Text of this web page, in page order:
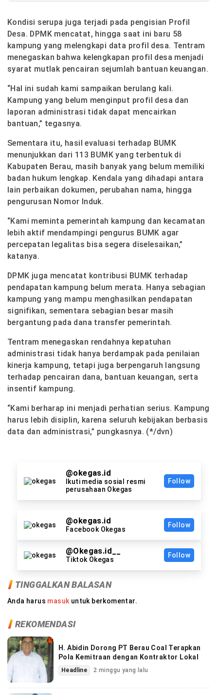
Kondisi serupa juga terjadi pada pengisian Profil
Desa. DPMK mencatat, hingga saat ini baru 58
kampung yang melengkapi data profil desa. Tentram
menegaskan bahwa kelengkapan profil desa menjadi
syarat mutlak pencairan sejumlah bantuan keuangan.
“Hal ini sudah kami sampaikan berulang kali.
Kampung yang belum menginput profil desa dan
laporan administrasi tidak dapat mencairkan
bantuan,” tegasnya.
Sementara itu, hasil evaluasi terhadap BUMK
menunjukkan dari 113 BUMK yang terbentuk di
Kabupaten Berau, masih banyak yang belum memiliki
badan hukum lengkap. Kendala yang dihadapi antara
lain perbaikan dokumen, perubahan nama, hingga
pengurusan Nomor Induk.
“Kami meminta pemerintah kampung dan kecamatan
lebih aktif mendampingi pengurus BUMK agar
percepatan legalitas bisa segera diselesaikan,”
katanya.
DPMK juga mencatat kontribusi BUMK terhadap
pendapatan kampung belum merata. Hanya sebagian
kampung yang mampu menghasilkan pendapatan
signifikan, sementara sebagian besar masih
bergantung pada dana transfer pemerintah.
Tentram menegaskan rendahnya kepatuhan
administrasi tidak hanya berdampak pada penilaian
kinerja kampung, tetapi juga berpengaruh langsung
terhadap pencairan dana, bantuan keuangan, serta
insentif kampung.
“Kami berharap ini menjadi perhatian serius. Kampung
harus lebih disiplin, karena seluruh kebijakan berbasis
data dan administrasi,” pungkasnya. (*/dvn)
@okegas.id
Ikuti media sosial resmi
perusahaan Okegas
Follow
@okegas.id
Facebook Okegas
Follow
@Okegas.id__
Tiktok Okegas
Follow
TINGGALKAN BALASAN
Anda harus masuk untuk berkomentar.
REKOMENDASI
H. Abidin Dorong PT Berau Coal Terapkan
Pola Kemitraan dengan Kontraktor Lokal
Headline 2 minggu yang lalu